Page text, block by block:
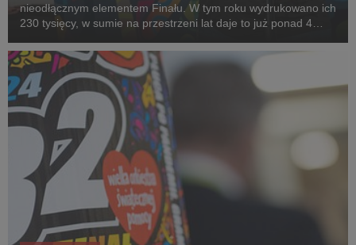
nieodłącznym elementem Finału. W tym roku wydrukowano ich
230 tysięcy, w sumie na przestrzeni lat daje to już ponad 4